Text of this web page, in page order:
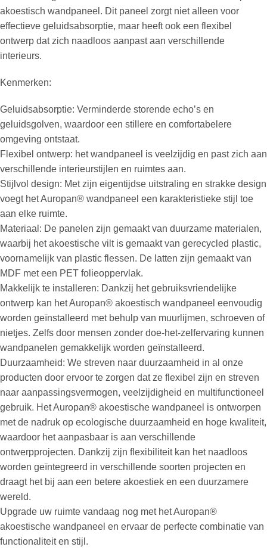
akoestisch wandpaneel. Dit paneel zorgt niet alleen voor
effectieve geluidsabsorptie, maar heeft ook een flexibel
ontwerp dat zich naadloos aanpast aan verschillende
interieurs.
Kenmerken:
Geluidsabsorptie: Verminderde storende echo’s en
geluidsgolven, waardoor een stillere en comfortabelere
omgeving ontstaat.
Flexibel ontwerp: het wandpaneel is veelzijdig en past zich aan
verschillende interieurstijlen en ruimtes aan.
Stijlvol design: Met zijn eigentijdse uitstraling en strakke design
voegt het Auropan® wandpaneel een karakteristieke stijl toe
aan elke ruimte.
Materiaal: De panelen zijn gemaakt van duurzame materialen,
waarbij het akoestische vilt is gemaakt van gerecycled plastic,
voornamelijk van plastic flessen. De latten zijn gemaakt van
MDF met een PET folieoppervlak.
Makkelijk te installeren: Dankzij het gebruiksvriendelijke
ontwerp kan het Auropan® akoestisch wandpaneel eenvoudig
worden geïnstalleerd met behulp van muurlijmen, schroeven of
nietjes. Zelfs door mensen zonder doe-het-zelfervaring kunnen
wandpanelen gemakkelijk worden geïnstalleerd.
Duurzaamheid: We streven naar duurzaamheid in al onze
producten door ervoor te zorgen dat ze flexibel zijn en streven
naar aanpassingsvermogen, veelzijdigheid en multifunctioneel
gebruik. Het Auropan® akoestische wandpaneel is ontworpen
met de nadruk op ecologische duurzaamheid en hoge kwaliteit,
waardoor het aanpasbaar is aan verschillende
ontwerpprojecten. Dankzij zijn flexibiliteit kan het naadloos
worden geïntegreerd in verschillende soorten projecten en
draagt het bij aan een betere akoestiek en een duurzamere
wereld.
Upgrade uw ruimte vandaag nog met het Auropan®
akoestische wandpaneel en ervaar de perfecte combinatie van
functionaliteit en stijl.